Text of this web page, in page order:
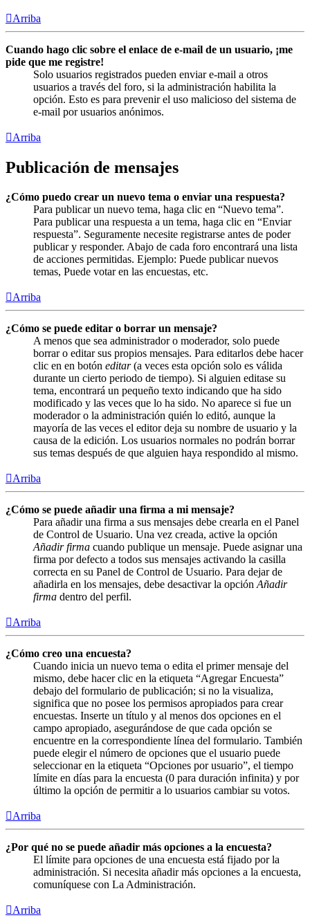
Arriba
Cuando hago clic sobre el enlace de e-mail de un usuario, ¡me
pide que me registre!
Solo usuarios registrados pueden enviar e-mail a otros
usuarios a través del foro, si la administración habilita la
opción. Esto es para prevenir el uso malicioso del sistema de
e-mail por usuarios anónimos.
Arriba
Publicación de mensajes
¿Cómo puedo crear un nuevo tema o enviar una respuesta?
Para publicar un nuevo tema, haga clic en “Nuevo tema”.
Para publicar una respuesta a un tema, haga clic en “Enviar
respuesta”. Seguramente necesite registrarse antes de poder
publicar y responder. Abajo de cada foro encontrará una lista
de acciones permitidas. Ejemplo: Puede publicar nuevos
temas, Puede votar en las encuestas, etc.
Arriba
¿Cómo se puede editar o borrar un mensaje?
A menos que sea administrador o moderador, solo puede
borrar o editar sus propios mensajes. Para editarlos debe hacer
clic en en botón editar(a veces esta opción solo es válida
durante un cierto periodo de tiempo). Si alguien editase su
tema, encontrará un pequeño texto indicando que ha sido
modificado y las veces que lo ha sido. No aparece si fue un
moderador o la administración quién lo editó, aunque la
mayoría de las veces el editor deja su nombre de usuario y la
causa de la edición. Los usuarios normales no podrán borrar
sus temas después de que alguien haya respondido al mismo.
Arriba
¿Cómo se puede añadir una firma a mi mensaje?
Para añadir una firma a sus mensajes debe crearla en el Panel
de Control de Usuario. Una vez creada, active la opción
Añadir firma cuando publique un mensaje. Puede asignar una
firma por defecto a todos sus mensajes activando la casilla
correcta en su Panel de Control de Usuario. Para dejar de
añadirla en los mensajes, debe desactivar la opción Añadir
firma dentro del perfil.
Arriba
¿Cómo creo una encuesta?
Cuando inicia un nuevo tema o edita el primer mensaje del
mismo, debe hacer clic en la etiqueta “Agregar Encuesta”
debajo del formulario de publicación; si no la visualiza,
significa que no posee los permisos apropiados para crear
encuestas. Inserte un título y al menos dos opciones en el
campo apropiado, asegurándose de que cada opción se
encuentre en la correspondiente línea del formulario. También
puede elegir el número de opciones que el usuario puede
seleccionar en la etiqueta “Opciones por usuario”, el tiempo
límite en días para la encuesta (0 para duración infinita) y por
último la opción de permitir a lo usuarios cambiar su votos.
Arriba
¿Por qué no se puede añadir más opciones a la encuesta?
El límite para opciones de una encuesta está fijado por la
administración. Si necesita añadir más opciones a la encuesta,
comuníquese con La Administración.
Arriba